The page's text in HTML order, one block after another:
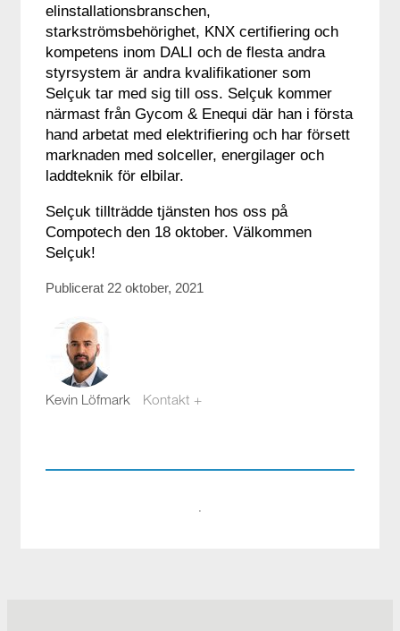
elinstallationsbranschen,
starkströmsbehörighet, KNX certifiering och
kompetens inom DALI och de flesta andra
styrsystem är andra kvalifikationer som
Selçuk tar med sig till oss. Selçuk kommer
närmast från Gycom & Enequi där han i första
hand arbetat med elektrifiering och har försett
marknaden med solceller, energilager och
laddteknik för elbilar.
Selçuk tillträdde tjänsten hos oss på
Compotech den 18 oktober. Välkommen
Selçuk!
Publicerat 22 oktober, 2021
Kevin Löfmark Kontakt +
·